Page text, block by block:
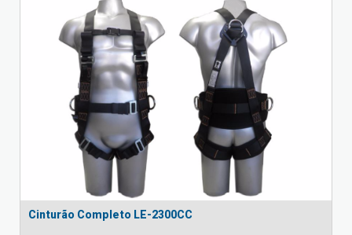
Cinturão Completo LE-2300CC